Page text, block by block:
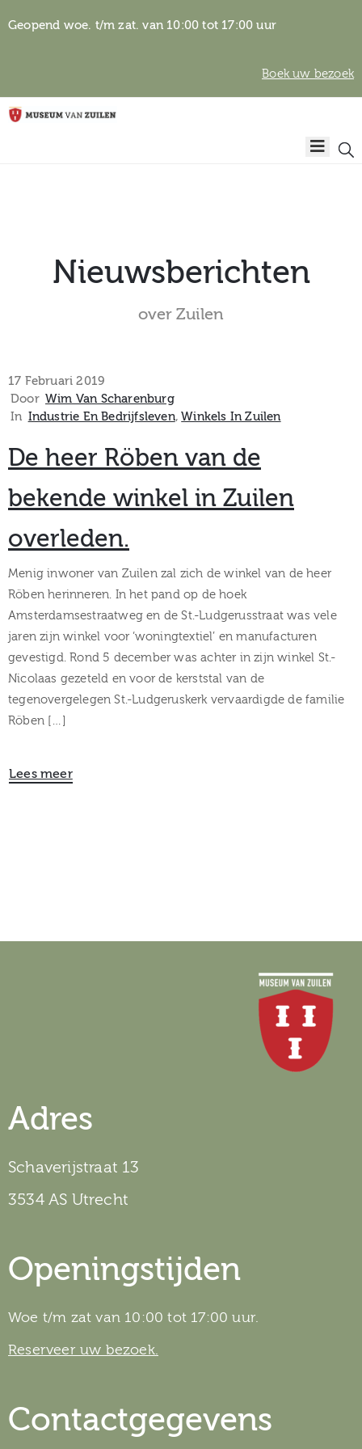
Geopend woe. t/m zat. van 10:00 tot 17:00 uur
Boek uw bezoek
Home
Activiteiten
Verhalen
over
Zuilen
Collectie
Nieuwsberichten
over Zuilen
17 Februari 2019
Door Wim Van Scharenburg
In Industrie En Bedrijfsleven‚Winkels In Zuilen
De heer Röben van de
bekende winkel in Zuilen
overleden.
Menig inwoner van Zuilen zal zich de winkel van de heer
Röben herinneren. In het pand op de hoek
Amsterdamsestraatweg en de St.-Ludgerusstraat was vele
jaren zijn winkel voor ‘woningtextiel’ en manufacturen
gevestigd. Rond 5 december was achter in zijn winkel St.-
Nicolaas gezeteld en voor de kerststal van de
tegenovergelegen St.-Ludgeruskerk vervaardigde de familie
Röben […]
Lees meer
Adres
Schaverijstraat 13
3534 AS Utrecht
Openingstijden
Woe t/m zat van 10:00 tot 17:00 uur.
Reserveer uw bezoek.
Contactgegevens
Algemene